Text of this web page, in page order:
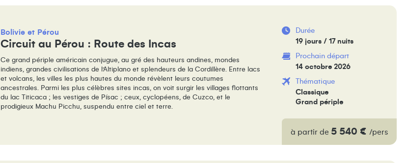
Bolivie Pérou
Circuit au Pérou : Route des Incas
Ce grand périple américain conjugue, au gré des hauteurs andines, mondes
indiens, grandes civilisations de l’Altiplano et splendeurs de la Cordillère. Entre lacs
et volcans, les villes les plus hautes du monde révèlent leurs coutumes
ancestrales. Parmi les plus célèbres sites incas, on voit surgir les villages flottants
du lac Titicaca ; les vestiges de Písac ; ceux, cyclopéens, de Cuzco, et le
prodigieux Machu Picchu, suspendu entre ciel et terre.
Durée
19 jours / 17 nuits
Prochain départ
14 octobre 2026
Thématique
Classique
Grand périple
à partir de 5 540 € /pers